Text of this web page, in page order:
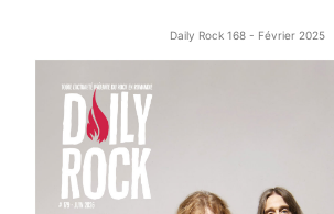
Daily Rock 168 - Février 2025